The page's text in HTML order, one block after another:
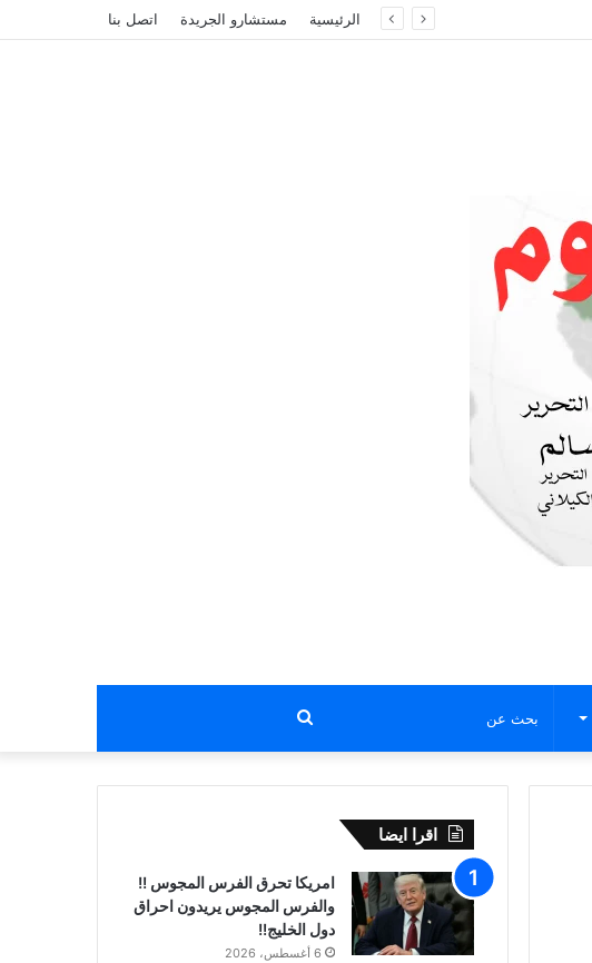
الرئيسية مستشارو الجريدة اتصل بنا
بحث
عن
اقرا ايضا
امريكا تحرق الفرس المجوس !!
والفرس المجوس يريدون احراق
دول الخليج!!
6 أغسطس، 2026